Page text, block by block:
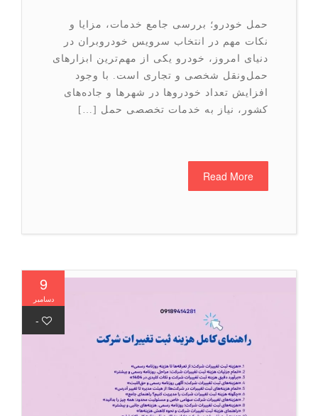
حمل خودرو؛ بررسی جامع خدمات، مزایا و
نکات مهم در انتخاب سرویس خودروبران در
دنیای امروز، خودرو یکی از مهم‌ترین ابزارهای
حمل‌ونقل شخصی و تجاری است. با وجود
افزایش تعداد خودروها در شهرها و جاده‌های
کشور، نیاز به خدمات تخصصی حمل […]
Read More
9